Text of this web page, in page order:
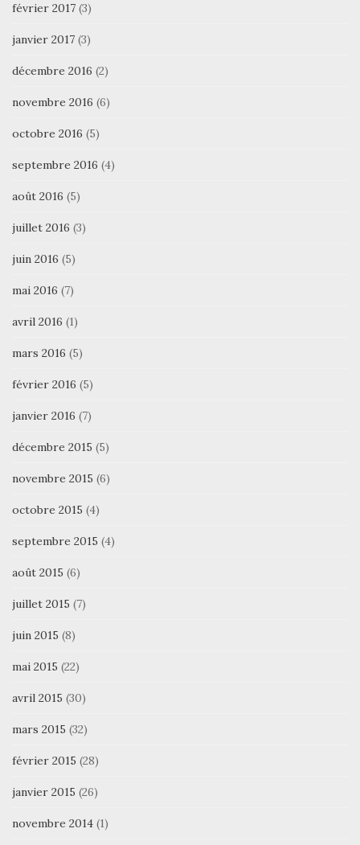
février 2017 (3)
janvier 2017 (3)
décembre 2016 (2)
novembre 2016 (6)
octobre 2016 (5)
septembre 2016 (4)
août 2016 (5)
juillet 2016 (3)
juin 2016 (5)
mai 2016 (7)
avril 2016 (1)
mars 2016 (5)
février 2016 (5)
janvier 2016 (7)
décembre 2015 (5)
novembre 2015 (6)
octobre 2015 (4)
septembre 2015 (4)
août 2015 (6)
juillet 2015 (7)
juin 2015 (8)
mai 2015 (22)
avril 2015 (30)
mars 2015 (32)
février 2015 (28)
janvier 2015 (26)
novembre 2014 (1)